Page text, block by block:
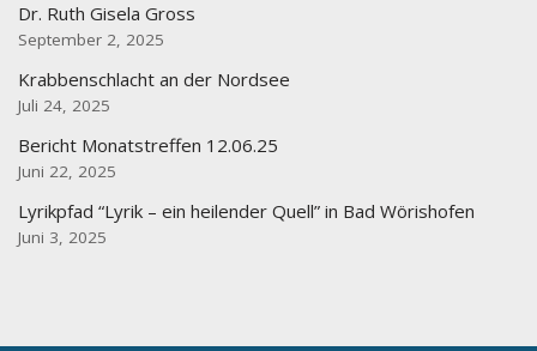
Dr. Ruth Gisela Gross
September 2, 2025
Krabbenschlacht an der Nordsee
Juli 24, 2025
Bericht Monatstreffen 12.06.25
Juni 22, 2025
Lyrikpfad “Lyrik – ein heilender Quell” in Bad Wörishofen
Juni 3, 2025